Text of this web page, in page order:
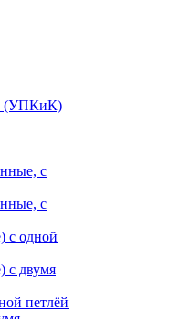
(УПКиК)
с
с
с одной
с двумя
петлёй